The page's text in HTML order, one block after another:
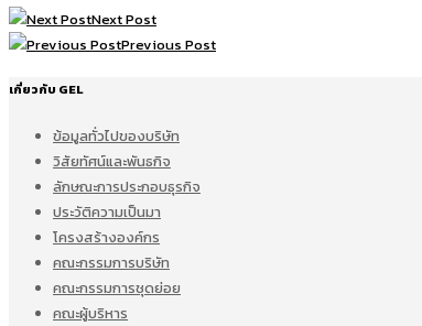
Next Post
Previous Post
เกี่ยวกับ GEL
ข้อมูลทั่วไปของบริษัท
วิสัยทัศน์และพันธกิจ
ลักษณะการประกอบธุรกิจ
ประวัติความเป็นมา
โครงสร้างองค์กร
คณะกรรมการบริษัท
คณะกรรมการชุดย่อย
คณะผู้บริหาร